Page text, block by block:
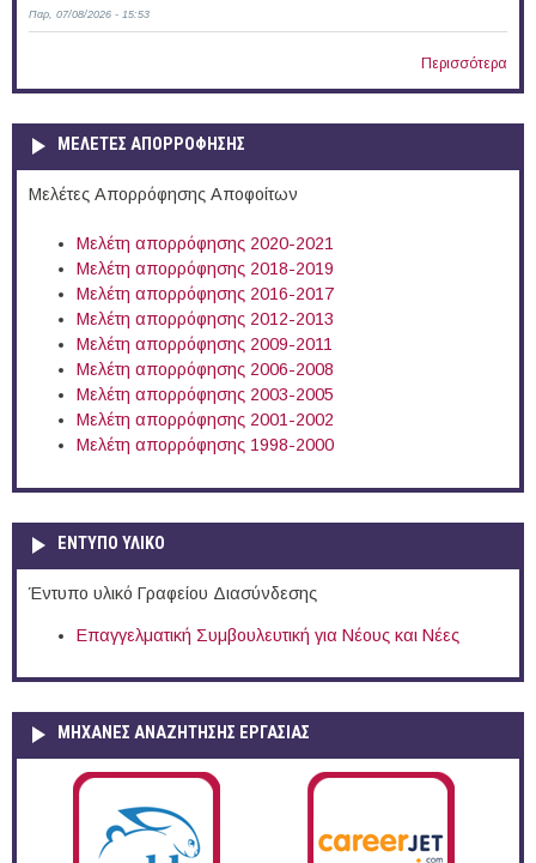
Παρ, 07/08/2026 - 15:53
Περισσότερα
ΜΕΛΕΤΕΣ ΑΠΟΡΡΟΦΗΣΗΣ
Μελέτες Απορρόφησης Αποφοίτων
Μελέτη απορρόφησης 2020-2021
Μελέτη απορρόφησης 2018-2019
Μελέτη απορρόφησης 2016-2017
Μελέτη απορρόφησης 2012-2013
Μελέτη απορρόφησης 2009-2011
Μελέτη απορρόφησης 2006-2008
Μελέτη απορρόφησης 2003-2005
Μελέτη απορρόφησης 2001-2002
Μελέτη απορρόφησης 1998-2000
ΕΝΤΥΠΟ ΥΛΙΚΟ
Έντυπο υλικό Γραφείου Διασύνδεσης
Επαγγελματική Συμβουλευτική για Νέους και Νέες
ΜΗΧΑΝΕΣ ΑΝΑΖΗΤΗΣΗΣ ΕΡΓΑΣΙΑΣ